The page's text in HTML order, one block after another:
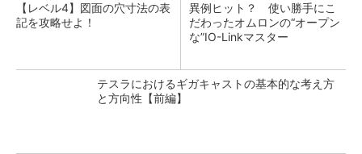
【レベル4】図面の穴寸法の表
記を攻略せよ！
異例ヒット？ 使い勝手にこ
だわったオムロンの“オープン
な”IO-Linkマスター
テスラにおけるギガキャストの基本的な考え方
と方向性【前編】